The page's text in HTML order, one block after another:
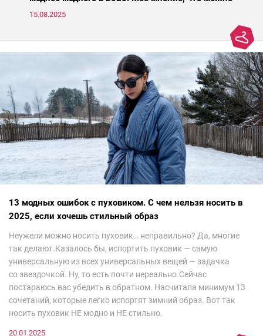
носить, а что нет
15.08.2025
13 модных ошибок с пуховиком. С чем нельзя носить в
2025, если хочешь стильный образ
Неужели можно носить пуховик… неправильно? Да, многие
так делают.Казалось бы, испортить пуховик — самую
универсальную из всех универсальных вещей — задачка
со звездочкой. Ну, то есть почти нереально.Сейчас
постараюсь вас убедить в обратном. Насчитала минимум 13
сочетаний, которые легко испортят зимний образ. Вот так
носить пуховик НЕ модно и НЕ стильно.
20.01.2025